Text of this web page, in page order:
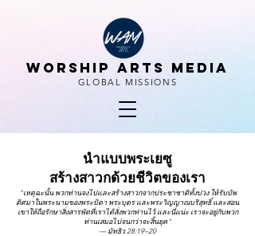
WORSHIP ARTS MEDIA
GLOBAL MISSIONS
นำแบบพระเยซู
สร้างสาวกด้วยชีวิตของเรา
"เหตุฉะนั้น พวกท่านจงไปและสร้างสาวกจากประชาชาติทั้งปวง ให้รับบัพ
ติศมาในพระนามของพระบิดา พระบุตร และพระวิญญาณบริสุทธิ์ และสอน
เขาให้ถือรักษาสิ่งสารพัดที่เราได้สั่งพวกท่านไว้ และนี่แน่ะ เราจะอยู่กับพวก
ท่านเสมอไปจนกว่าจะสิ้นยุค"
— มัทธิว 28:19–20